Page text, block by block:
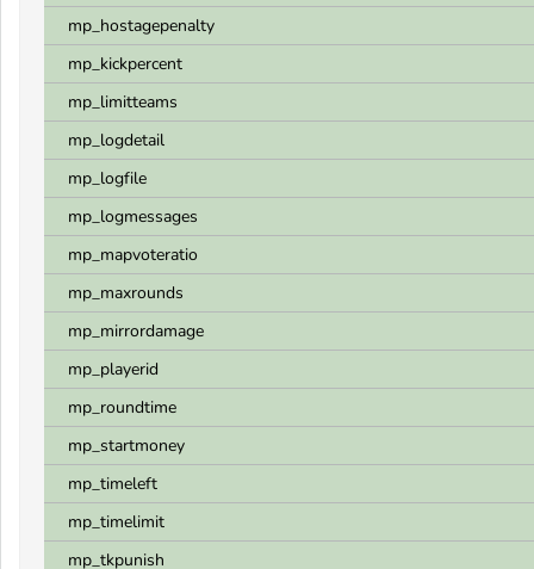
mp_hostagepenalty
mp_kickpercent
mp_limitteams
mp_logdetail
mp_logfile
mp_logmessages
mp_mapvoteratio
mp_maxrounds
mp_mirrordamage
mp_playerid
mp_roundtime
mp_startmoney
mp_timeleft
mp_timelimit
mp_tkpunish